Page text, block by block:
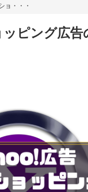
ョ・・・
ッピング広